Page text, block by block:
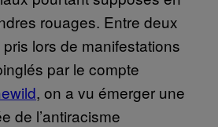
rouages. Entre deux
lors de manifestations
par le compte
, on a vu émerger une
de l’antiracisme